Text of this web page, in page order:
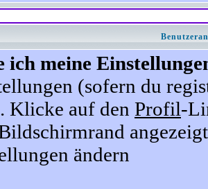
ich meine
(sofern du
Klicke auf den Profil-
ändern